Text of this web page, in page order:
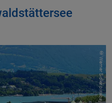
© Werner Sidler pixabay